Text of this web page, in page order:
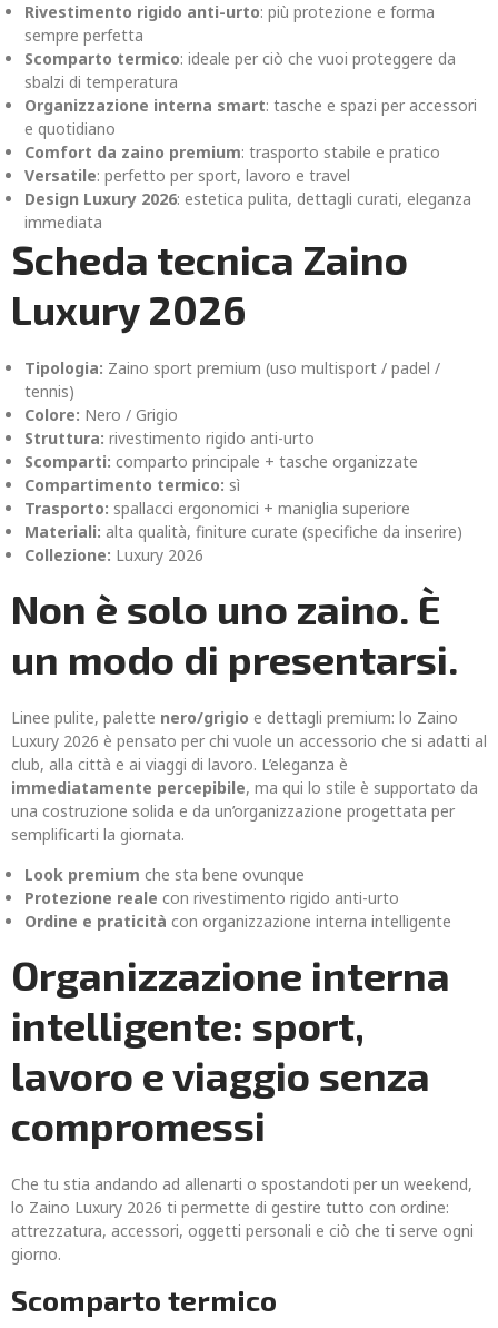
Rivestimento rigido anti-urto: più protezione e forma
sempre perfetta
Scomparto termico: ideale per ciò che vuoi proteggere da
sbalzi di temperatura
Organizzazione interna smart: tasche e spazi per accessori
e quotidiano
Comfort da zaino premium: trasporto stabile e pratico
Versatile: perfetto per sport, lavoro e travel
Design Luxury 2026: estetica pulita, dettagli curati, eleganza
immediata
Scheda tecnica Zaino
Luxury 2026
Tipologia: Zaino sport premium (uso multisport / padel /
tennis)
Colore: Nero / Grigio
Struttura: rivestimento rigido anti-urto
Scomparti: comparto principale + tasche organizzate
Compartimento termico: sì
Trasporto: spallacci ergonomici + maniglia superiore
Materiali: alta qualità, finiture curate (specifiche da inserire)
Collezione: Luxury 2026
Non è solo uno zaino. È
un modo di presentarsi.
Linee pulite, palette nero/grigio e dettagli premium: lo Zaino
Luxury 2026 è pensato per chi vuole un accessorio che si adatti al
club, alla città e ai viaggi di lavoro. L’eleganza è
immediatamente percepibile, ma qui lo stile è supportato da
una costruzione solida e da un’organizzazione progettata per
semplificarti la giornata.
Look premium che sta bene ovunque
Protezione reale con rivestimento rigido anti-urto
Ordine e praticità con organizzazione interna intelligente
Organizzazione interna
intelligente: sport,
lavoro e viaggio senza
compromessi
Che tu stia andando ad allenarti o spostandoti per un weekend,
lo Zaino Luxury 2026 ti permette di gestire tutto con ordine:
attrezzatura, accessori, oggetti personali e ciò che ti serve ogni
giorno.
Scomparto termico